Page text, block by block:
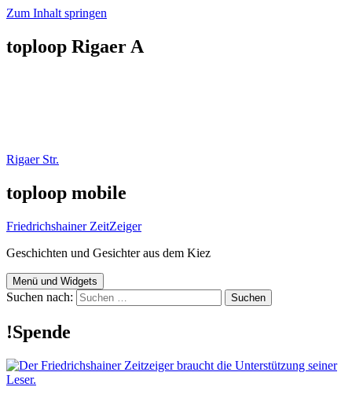
Zum Inhalt springen
toploop Rigaer A
Rigaer Str.
toploop mobile
Friedrichshainer ZeitZeiger
Geschichten und Gesichter aus dem Kiez
Menü und Widgets
Suchen nach:
!Spende